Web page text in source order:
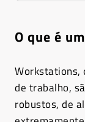
O que é
Workstations,
de trabalho,
robustos, de